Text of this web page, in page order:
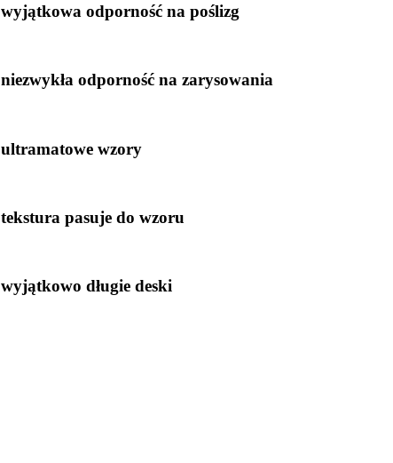
wyjątkowa odporność na poślizg
niezwykła odporność na zarysowania
ultramatowe wzory
tekstura pasuje do wzoru
wyjątkowo długie deski